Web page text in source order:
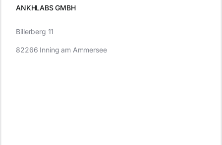
ANKHLABS GMBH
Billerberg 11
82266 Inning am Ammersee